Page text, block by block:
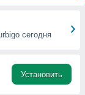
сегодня
Установить